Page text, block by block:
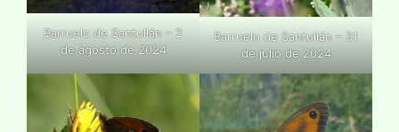
Barruelo de Santullán – 2
de agosto de 2024
Barruelo de Santullán – 31
de julio de 2024